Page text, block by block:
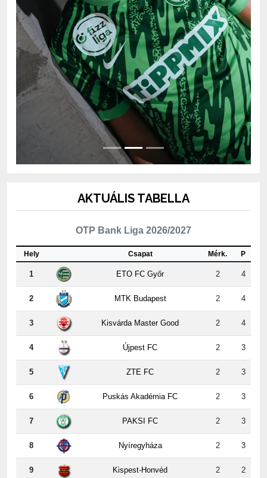
AKTUÁLIS TABELLA
OTP Bank Liga 2026/2027
Hely Csapat Mérk. P
1 ETO FC Győr 2 4
2 MTK Budapest 2 4
3 Kisvárda Master Good 2 4
4 Újpest FC 2 3
5 ZTE FC 2 3
6 Puskás Akadémia FC 2 3
7 PAKSI FC 2 3
8 Nyíregyháza 2 3
9 Kispest-Honvéd 2 2